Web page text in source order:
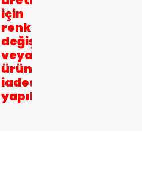
için
renk
değişikliği
veya
ürün
iadesi
yapılamamaktadır.